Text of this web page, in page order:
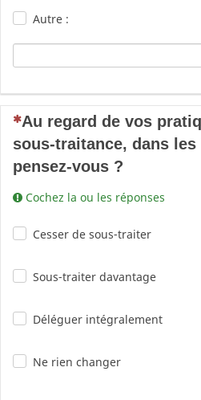
Autre :
(Cette question est obligatoire)
Au regard de vos
sous-traitance, dans les
pensez-vous ?
Cochez la ou les réponses
Cesser de sous-traiter
Sous-traiter davantage
Déléguer intégralement
Ne rien changer